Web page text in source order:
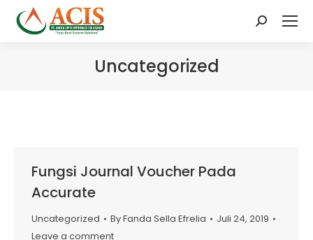
Search:
Uncategorized
Fungsi Journal Voucher Pada
Accurate
Uncategorized ByFanda Sella Efrelia
Juli 24, 2019
Leave a comment